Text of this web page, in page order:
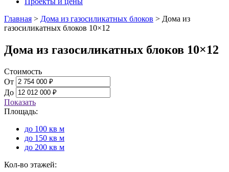
Главная > Дома из газосиликатных блоков > Дома из
газосиликатных блоков 10×12
Дома из газосиликатных блоков 10×12
Стоимость
От
До
Показать
Площадь:
до 100 кв м
до 150 кв м
до 200 кв м
Кол-во этажей: